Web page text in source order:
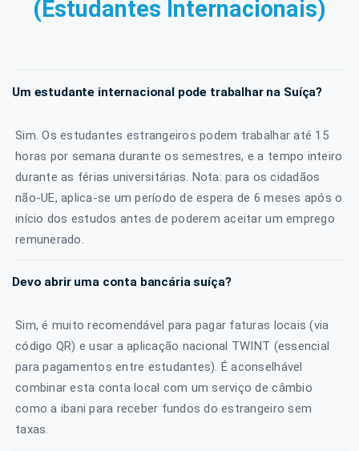
(Estudantes Internacionais)
Um estudante internacional pode trabalhar na Suíça?
Sim. Os estudantes estrangeiros podem trabalhar até 15
horas por semana durante os semestres, e a tempo inteiro
durante as férias universitárias. Nota: para os cidadãos
não-UE, aplica-se um período de espera de 6 meses após o
início dos estudos antes de poderem aceitar um emprego
remunerado.
Devo abrir uma conta bancária suíça?
Sim, é muito recomendável para pagar faturas locais (via
código QR) e usar a aplicação nacional TWINT (essencial
para pagamentos entre estudantes). É aconselhável
combinar esta conta local com um serviço de câmbio
como a ibani para receber fundos do estrangeiro sem
taxas.